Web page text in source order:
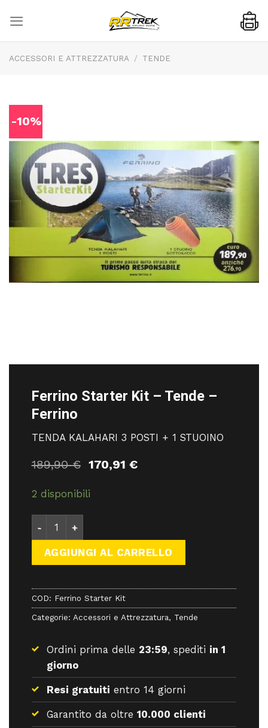
content
ACCESSORI E ATTREZZATURA / TENDE
-10%
Ferrino Starter Kit – Tende –
Ferrino
TENDA KALAHARI 3 POSTI + 1 STUOINO
189,90€ Il
originale
era:
170,91 €Il
2 disponibili
Ferrino Starter Kit - Tende - Ferrino quantità
AGGIUNGI AL CARRELLO
COD: Ferrino Starter Kit
Categorie: Accessori e Attrezzatura, Tende
Ordini prima delle 23:59, spediti in 1
giorno
Resi gratuiti entro 14 giorni
Garantito da oltre 10.000 clienti